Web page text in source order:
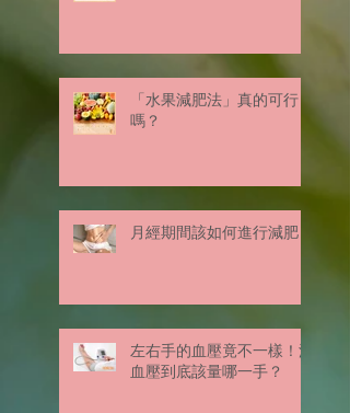
「水果減肥法」真的可行
嗎？
月經期間該如何進行減肥？
左右手的血壓竟不一樣！測
血壓到底該量哪一手？